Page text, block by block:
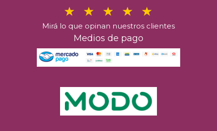
Mirá lo que opinan nuestros clientes
Medios de pago